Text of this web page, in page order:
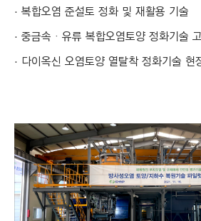
복합오염 준설토 정화 및 재활용 기술
중금속 · 유류 복합오염토양 정화기술
다이옥신 오염토양 열탈착 정화기술 현